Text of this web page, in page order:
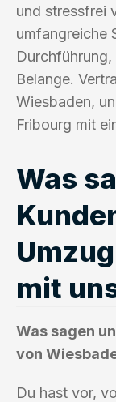
und stressfrei
umfangreiche
Durchführung,
Belange.
Wiesbaden,
Fribourg mit
Was
mit
Was sagen
von
Du hast vor,